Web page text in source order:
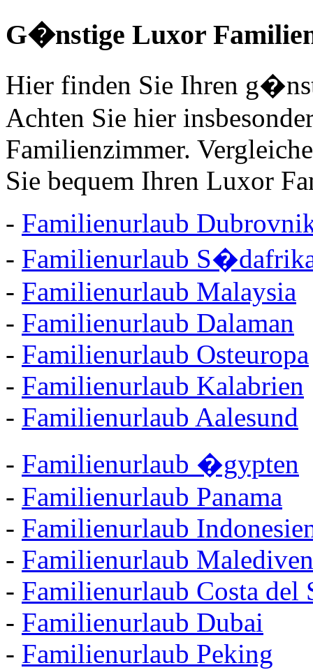
G�nstige Luxor
Hier finden Sie Ihren
Achten Sie hier
Familienzimmer.
Sie bequem Ihren Luxor
- Familienurlaub
- Familienurlaub
- Familienurlaub Malaysia
- Familienurlaub Dalaman
- Familienurlaub Osteuropa
- Familienurlaub Kalabrien
- Familienurlaub Aalesund
- Familienurlaub �gypten
- Familienurlaub Panama
- Familienurlaub
- Familienurlaub Malediven
- Familienurlaub Costa del
- Familienurlaub Dubai
- Familienurlaub Peking